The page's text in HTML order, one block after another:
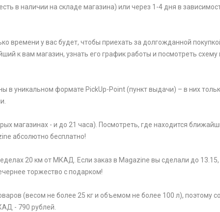
в наличии на складе магазина) или через 1-4 дня в
времени у вас будет, чтобы приехать за долгожданной
к вам магазин, узнать его график работы и посмотреть
уникальном формате PickUp-Point (пункт выдачи) – в них
магазинах - и до 21 часа). Посмотреть, где находится
абсолютно бесплатно!
20 км от МКАД. Если заказ в Magazine вы сделали до
торжество с подарком!
(весом не более 25 кг и объемом не более 100 л), поэтому
- 790 рублей.